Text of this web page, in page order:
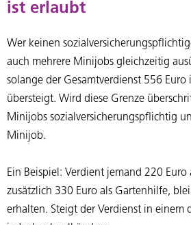
ist erlaubt
Wer keinen
auch mehrere Minijobs gleichzeitig
solange der Gesamtverdienst 556
übersteigt. Wird diese Grenze
Minijobs sozialversicherungspflichtig
Minijob.
Ein Beispiel: Verdient jemand 220
zusätzlich 330 Euro als Gartenhilfe,
erhalten. Steigt der Verdienst in einem